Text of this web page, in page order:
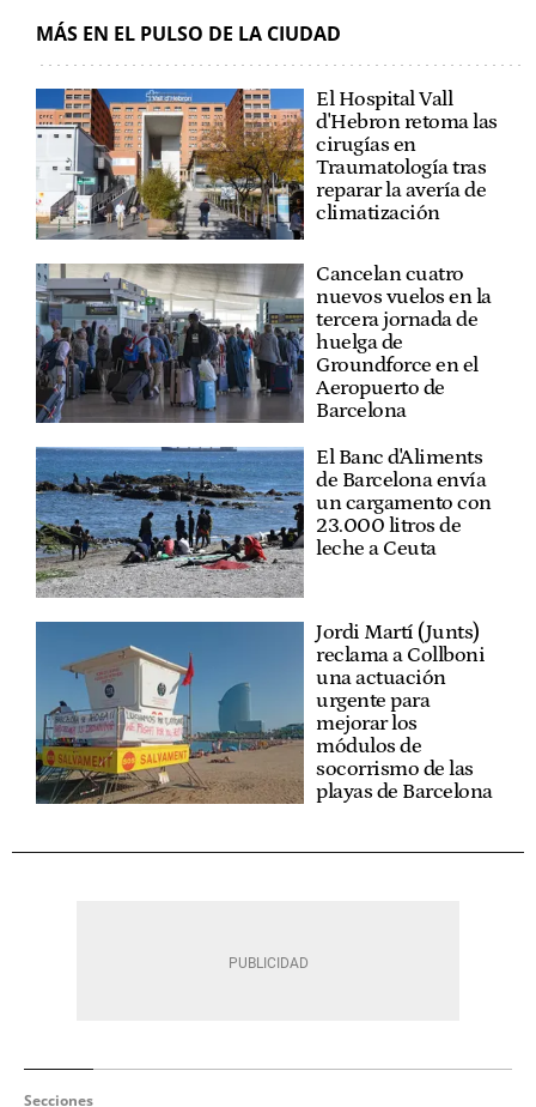
MÁS EN EL PULSO DE LA CIUDAD
El Hospital Vall
d'Hebron retoma las
cirugías en
Traumatología tras
reparar la avería de
climatización
Cancelan cuatro
nuevos vuelos en la
tercera jornada de
huelga de
Groundforce en el
Aeropuerto de
Barcelona
El Banc d'Aliments
de Barcelona envía
un cargamento con
23.000 litros de
leche a Ceuta
Jordi Martí (Junts)
reclama a Collboni
una actuación
urgente para
mejorar los
módulos de
socorrismo de las
playas de Barcelona
Secciones